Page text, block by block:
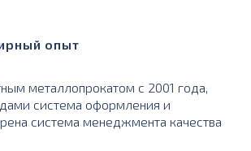
опыт
металлопрокатом с 2001 года,
система оформления и
система менеджмента качества